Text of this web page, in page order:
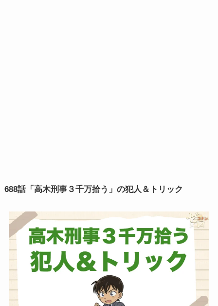
688話「高木刑事３千万拾う」の犯人＆トリック